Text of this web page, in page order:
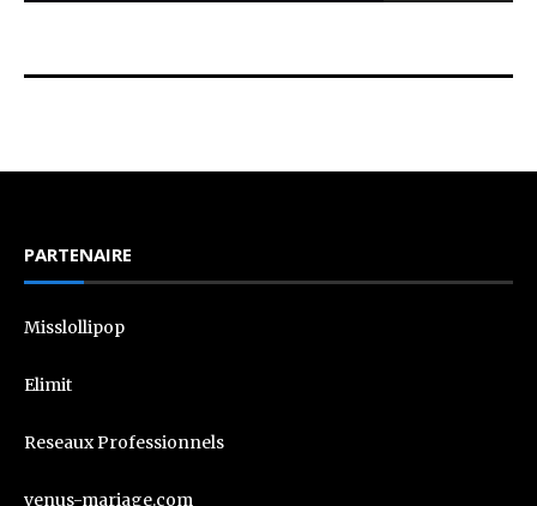
PARTENAIRE
Misslollipop
Elimit
Reseaux Professionnels
venus-mariage.com